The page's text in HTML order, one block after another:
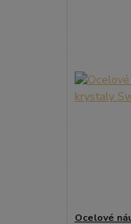
Ocelové